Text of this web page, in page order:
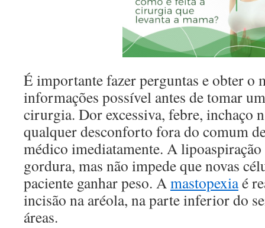
É importante fazer perguntas e obter o
informações possível antes de tomar
cirurgia. Dor excessiva, febre, inchaço
qualquer desconforto fora do comum
médico imediatamente. A lipoaspiração
gordura, mas não impede que novas
paciente ganhar peso. Amastopexiaé
incisão na aréola, na parte inferior do
áreas.